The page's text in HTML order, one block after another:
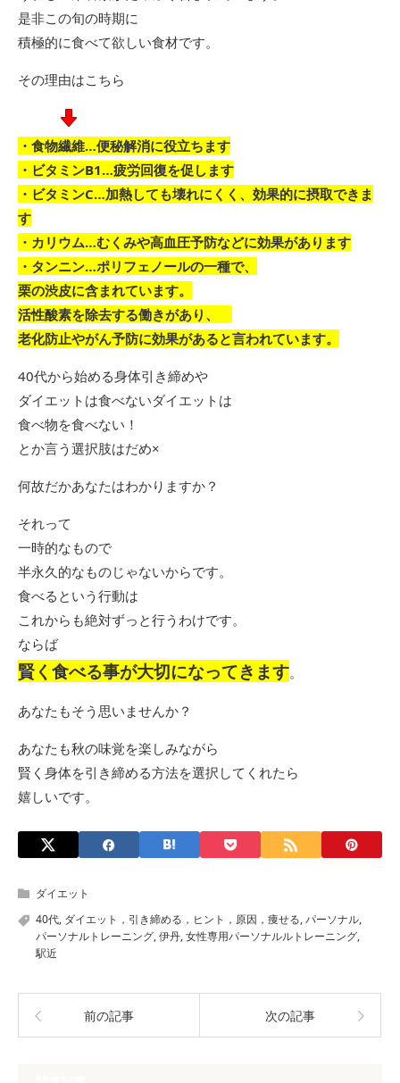
是非この旬の時期に
積極的に食べて欲しい食材です。
その理由はこちら
・食物繊維…便秘解消に役立ちます
・ビタミンB1…疲労回復を促します
・ビタミンC…加熱しても壊れにくく、効果的に摂取できま
す
・カリウム…むくみや高血圧予防などに効果があります
・タンニン…ポリフェノールの一種で、
栗の渋皮に含まれています。
活性酸素を除去する働きがあり、
老化防止やがん予防に効果があると言われています。
40代から始める身体引き締めや
ダイエットは食べないダイエットは
食べ物を食べない！
とか言う選択肢はだめ×
何故だかあなたはわかりますか？
それって
一時的なもので
半永久的なものじゃないからです。
食べるという行動は
これからも絶対ずっと行うわけです。
ならば
賢く食べる事が大切になってきます。
あなたもそう思いませんか？
あなたも秋の味覚を楽しみながら
賢く身体を引き締める方法を選択してくれたら
嬉しいです。
ダイエット
40代, ダイエット，引き締める，ヒント，原因，痩せる,パーソナル,
パーソナルトレーニング,伊丹,女性専用パーソナルルトレーニング,
駅近
前の記事 次の記事